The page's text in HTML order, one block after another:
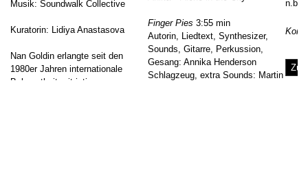
Musik: Soundwalk Collective
Kuratorin: Lidiya Anastasova
Nan Goldin erlangte seit den
1980er Jahren internationale
Bekanntheit mit intimen
Finger Pies 3:55 min
Autorin, Liedtext, Synthesizer,
Sounds, Gitarre, Perkussion,
Gesang: Annika Henderson
Schlagzeug, extra Sounds: Martin